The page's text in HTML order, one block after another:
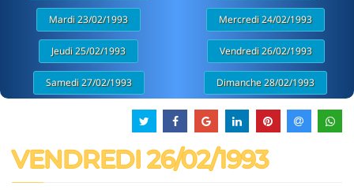
Mardi 23/02/1993 Mercredi 24/02/1993
Jeudi 25/02/1993 Vendredi 26/02/1993
Samedi 27/02/1993 Dimanche 28/02/1993
VENDREDI 26/02/1993